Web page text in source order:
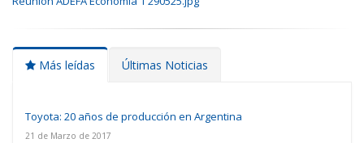
Más leídas Últimas Noticias
Toyota: 20 años de producción en Argentina
21 de Marzo de 2017